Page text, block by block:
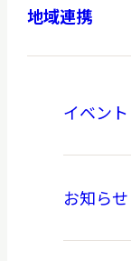
地域連携
イベント
お知らせ